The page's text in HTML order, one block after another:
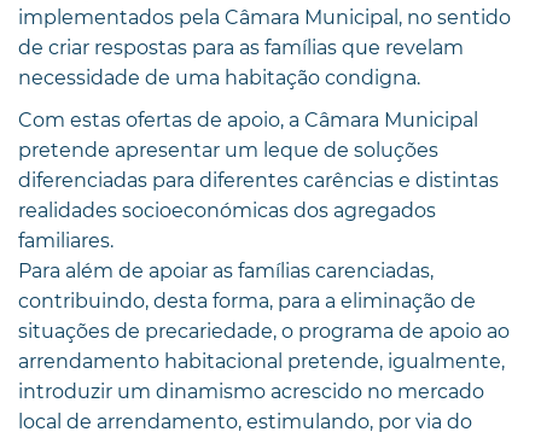
implementados pela Câmara Municipal, no sentido
de criar respostas para as famílias que revelam
necessidade de uma habitação condigna.
Com estas ofertas de apoio, a Câmara Municipal
pretende apresentar um leque de soluções
diferenciadas para diferentes carências e distintas
realidades socioeconómicas dos agregados
familiares.
Para além de apoiar as famílias carenciadas,
contribuindo, desta forma, para a eliminação de
situações de precariedade, o programa de apoio ao
arrendamento habitacional pretende, igualmente,
introduzir um dinamismo acrescido no mercado
local de arrendamento, estimulando, por via do